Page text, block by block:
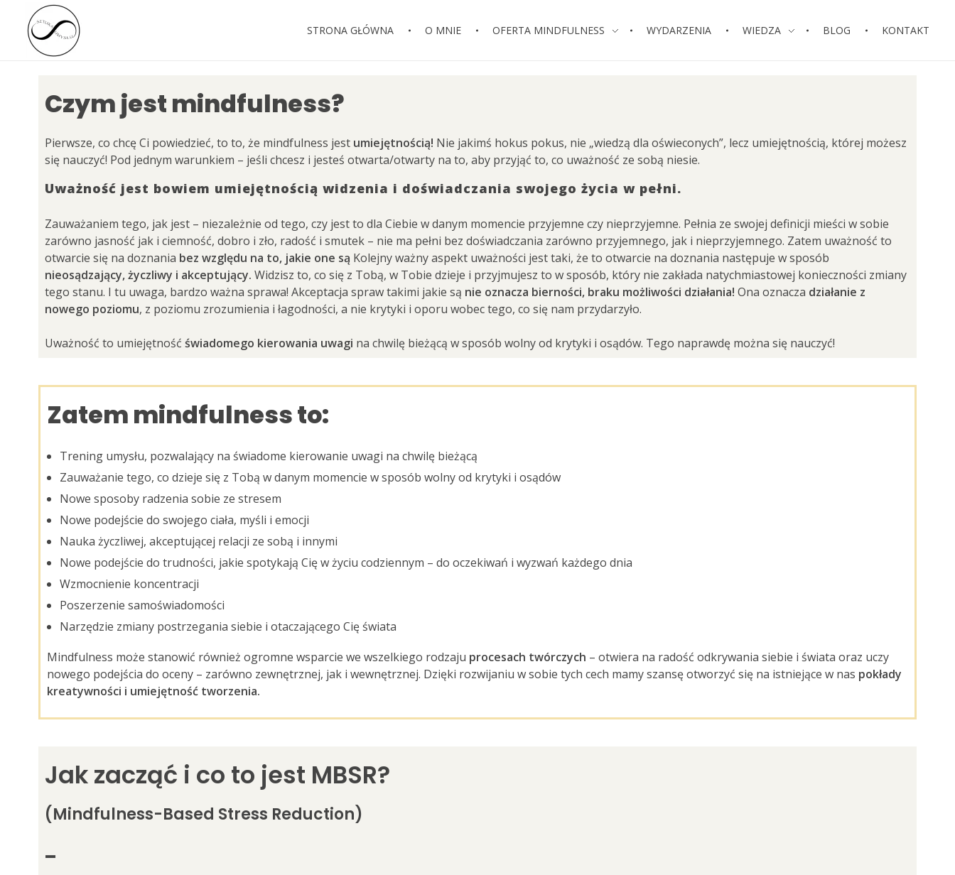
sztuka umysłu
STRONA GŁÓWNA O MNIE OFERTA MINDFULNESS WYDARZENIA WIEDZA BLOG KONTAKT
Czym jest mindfulness?
Pierwsze, co chcę Ci powiedzieć, to to, że mindfulness jest umiejętnością! Nie jakimś hokus pokus, nie „wiedzą dla oświeconych”, lecz umiejętnością, której możesz
się nauczyć! Pod jednym warunkiem – jeśli chcesz i jesteś otwarta/otwarty na to, aby przyjąć to, co uważność ze sobą niesie.
Uważność jest bowiem umiejętnością widzenia i doświadczania swojego życia w pełni.
Zauważaniem tego, jak jest – niezależnie od tego, czy jest to dla Ciebie w danym momencie przyjemne czy nieprzyjemne. Pełnia ze swojej definicji mieści w sobie
zarówno jasność jak i ciemność, dobro i zło, radość i smutek – nie ma pełni bez doświadczania zarówno przyjemnego, jak i nieprzyjemnego. Zatem uważność to
otwarcie się na doznania bez względu na to, jakie one są Kolejny ważny aspekt uważności jest taki, że to otwarcie na doznania następuje w sposób
nieosądzający, życzliwy i akceptujący. Widzisz to, co się z Tobą, w Tobie dzieje i przyjmujesz to w sposób, który nie zakłada natychmiastowej konieczności zmiany
tego stanu. I tu uwaga, bardzo ważna sprawa! Akceptacja spraw takimi jakie są nie oznacza bierności, braku możliwości działania! Ona oznacza działanie z
nowego poziomu, z poziomu zrozumienia i łagodności, a nie krytyki i oporu wobec tego, co się nam przydarzyło.
Uważność to umiejętność świadomego kierowania uwagi na chwilę bieżącą w sposób wolny od krytyki i osądów. Tego naprawdę można się nauczyć!
Zatem mindfulness to:
Trening umysłu, pozwalający na świadome kierowanie uwagi na chwilę bieżącą
Zauważanie tego, co dzieje się z Tobą w danym momencie w sposób wolny od krytyki i osądów
Nowe sposoby radzenia sobie ze stresem
Nowe podejście do swojego ciała, myśli i emocji
Nauka życzliwej, akceptującej relacji ze sobą i innymi
Nowe podejście do trudności, jakie spotykają Cię w życiu codziennym – do oczekiwań i wyzwań każdego dnia
Wzmocnienie koncentracji
Poszerzenie samoświadomości
Narzędzie zmiany postrzegania siebie i otaczającego Cię świata
Mindfulness może stanowić również ogromne wsparcie we wszelkiego rodzaju procesach twórczych – otwiera na radość odkrywania siebie i świata oraz uczy
nowego podejścia do oceny – zarówno zewnętrznej, jak i wewnętrznej. Dzięki rozwijaniu w sobie tych cech mamy szansę otworzyć się na istniejące w nas pokłady
kreatywności i umiejętność tworzenia.
Jak zacząć i co to jest MBSR?
(Mindfulness-Based Stress Reduction)